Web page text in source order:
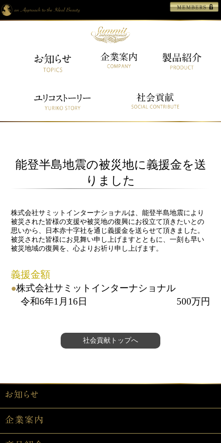
能登半島地震の被災地に義援金を送
りました
株式会社サミットインターナショナルは、能登半島地震により
被災された皆様の支援や被災地の復興にお役立て頂きたいとの
思いから、日本赤十字社を通じ義援金を送らせて頂きました。
被災された皆様にお見舞い申し上げますとともに、一刻も早い
被災地域の復興を、心よりお祈り申し上げます。
義援金額
株式会社サミットインターナショナル
令和6年1月16日
500万円
社会貢献トップへ